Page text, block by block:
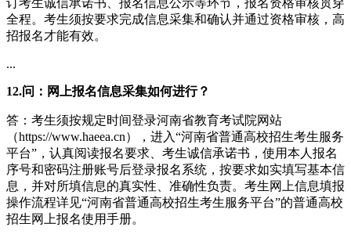
订考生诚信承诺书、报名信息公示等环节，报名资格审核贯穿
全程。考生须按要求完成信息采集和确认并通过资格审核，高
招报名才能有效。
...
12.问：网上报名信息采集如何进行？
答：考生须按规定时间登录河南省教育考试院网站
（https://www.haeea.cn），进入“河南省普通高校招生考生服务
平台”，认真阅读报名要求、考生诚信承诺书，使用本人报名
序号和密码注册账号后登录报名系统，按要求如实填写基本信
息，并对所填信息的真实性、准确性负责。考生网上信息填报
操作流程详见“河南省普通高校招生考生服务平台”的普通高校
招生网上报名使用手册。